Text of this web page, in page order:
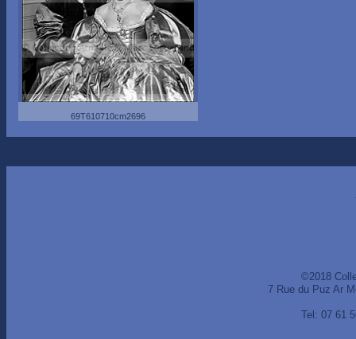
69T610710cm2696
©2018
7 Rue du Puz Ar
Tel: 07 61